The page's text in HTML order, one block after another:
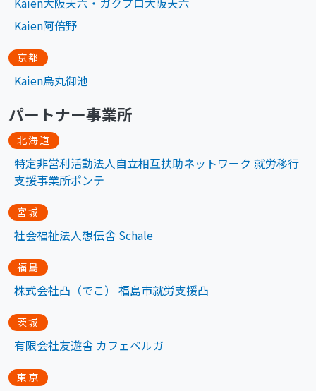
Kaien阿倍野
京都
Kaien烏丸御池
パートナー事業所
北海道
特定非営利活動法人自立相互扶助ネットワーク 就労移行
支援事業所ポンテ
宮城
社会福祉法人想伝舎 Schale
福島
株式会社凸（でこ） 福島市就労支援凸
茨城
有限会社友遊舎 カフェベルガ
東京